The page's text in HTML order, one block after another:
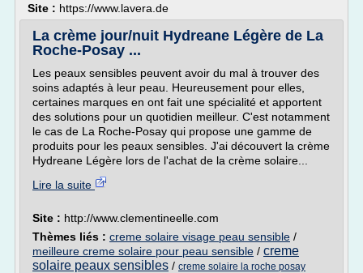
Site : https://www.lavera.de
La crème jour/nuit Hydreane Légère de La
Roche-Posay ...
Les peaux sensibles peuvent avoir du mal à trouver des
soins adaptés à leur peau. Heureusement pour elles,
certaines marques en ont fait une spécialité et apportent
des solutions pour un quotidien meilleur. C'est notamment
le cas de La Roche-Posay qui propose une gamme de
produits pour les peaux sensibles. J'ai découvert la crème
Hydreane Légère lors de l'achat de la crème solaire...
Lire la suite
Site : http://www.clementineelle.com
Thèmes liés : creme solaire visage peau sensible /
meilleure creme solaire pour peau sensible / creme
solaire peaux sensibles / creme solaire la roche posay